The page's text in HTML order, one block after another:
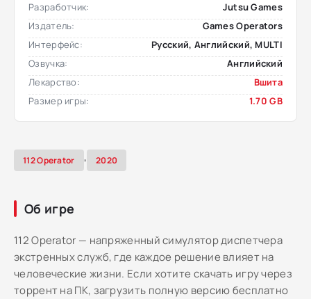
Разработчик:
Jutsu Games
Издатель:
Games Operators
Интерфейс:
Русский, Английский, MULTI
Озвучка:
Английский
Лекарство:
Вшита
Размер игры:
1.70 GB
112 Operator , 2020
Об игре
112 Operator — напряженный симулятор диспетчера
экстренных служб, где каждое решение влияет на
человеческие жизни. Если хотите скачать игру через
торрент на ПК, загрузить полную версию бесплатно